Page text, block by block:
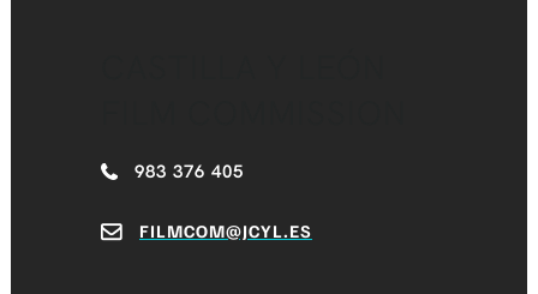
983 376 405
FILMCOM@JCYL.ES